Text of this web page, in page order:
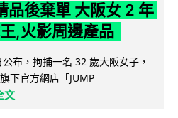
品後棄單 大阪女 2 年
,火影周邊產品
布，拘捕一名 32 歲大阪女子，
下官方網店「JUMP
文